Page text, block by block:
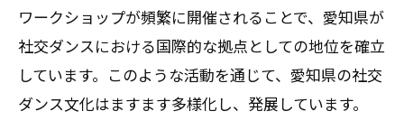
ワークショップが頻繁に開催されることで、愛知県が
社交ダンスにおける国際的な拠点としての地位を確立
しています。このような活動を通じて、愛知県の社交
ダンス文化はますます多様化し、発展しています。